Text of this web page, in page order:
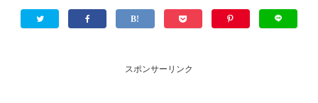
スポンサーリンク